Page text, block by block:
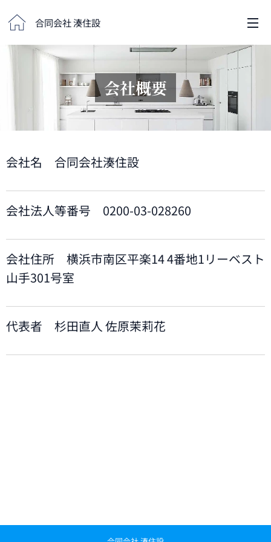
合同会社 湊住設
会社概要
会社名 合同会社湊住設
会社法人等番号 0200-03-028260
会社住所 横浜市南区平楽14 4番地1リーベスト
山手301号室
代表者 杉田直人 佐原茉莉花